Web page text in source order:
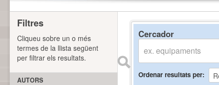
Cercador
Ordenar resultats per
Filtres
Cliqueu sobre un o més
termes de la llista següent
per filtrar els resultats.
AUTORS